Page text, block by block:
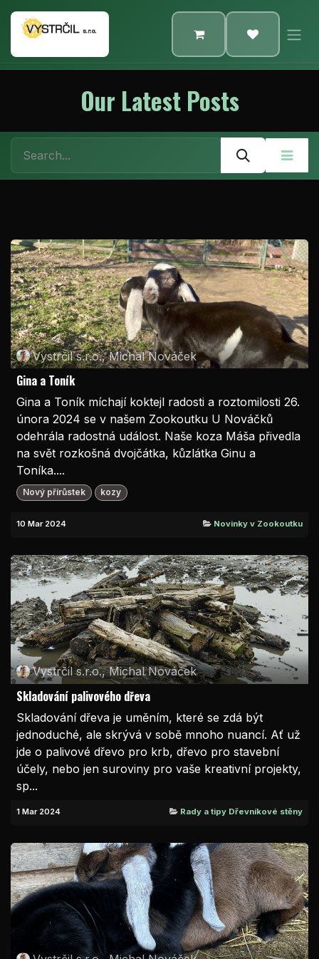
Skip to Content
Our Latest Posts
Vystrčil s.r.o., Michal Nováček
Gina a Toník
Gina a Toník míchají koktejl radosti a roztomilosti 26.
února 2024 se v našem Zookoutku U Nováčků
odehrála radostná událost. Naše koza Máša přivedla
na svět rozkošná dvojčátka, kůzlátka Ginu a
Toníka....
Nový přírůstek kozy
10 Mar 2024 Novinky v Zookoutku
Vystrčil s.r.o., Michal Nováček
Skladování palivového dřeva
Skladování dřeva je uměním, které se zdá být
jednoduché, ale skrývá v sobě mnoho nuancí. Ať už
jde o palivové dřevo pro krb, dřevo pro stavební
účely, nebo jen suroviny pro vaše kreativní projekty,
sp...
1 Mar 2024 Rady a tipy Dřevníkové stěny